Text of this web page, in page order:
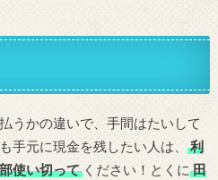
うかの違いで、手間はたいして
手元に現金を残したい人は、
利
使い切ってください！とくに 田